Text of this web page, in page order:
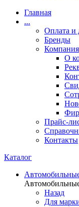
Главная
...
Оплата и
Бренды
Компания
О
Прайс-
Контакты
Каталог
Назад
Для